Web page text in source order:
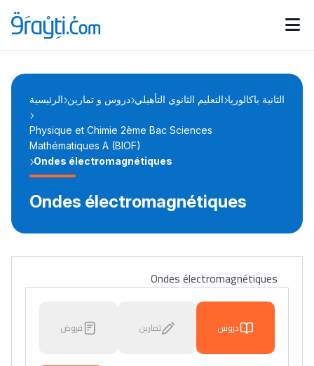
Catégories
d'actualités
Annonces bourses
الرئيسية دروس و تمارين التعليم الثانوي التأهيلي الثانية باكالوريا
Physique et Chimie 2ème Bac Sciences
Mathématiques A (BIOF)
Ondes électromagnétiques
Ondes électromagnétiques
Ondes électromagnétiques
دروس تمارين فروض